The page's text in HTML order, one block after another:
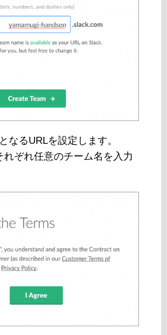
なるURLを設定します。
ぞれ任意のチーム名を入力